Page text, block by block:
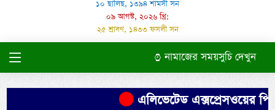
১০ ছালিছ, ১৩৯৪ শামসী সন
০৯ আগস্ট, ২০২৬ খ্রি:
২৫ শ্রাবণ, ১৪৩৩ ফসলী সন
নামাজের সময়সুচি দেখুন
এলিভেটেড এক্সপ্রেসওয়ের